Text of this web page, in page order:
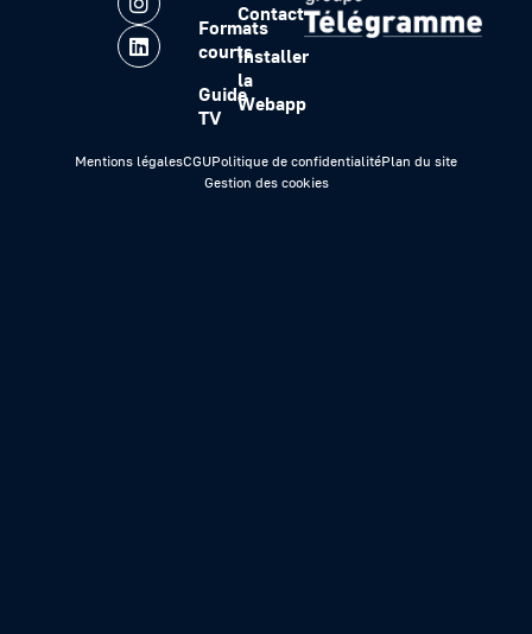
Formats
courts
Guide
TV
Contact
Installer
la
Webapp
Mentions légalesCGUPolitique de confidentialitéPlan du site
Gestion des cookies